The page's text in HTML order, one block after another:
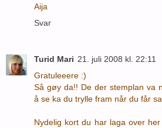
Aija
Svar
Turid Mari 21. juli 2008 kl. 22:11
Gratuleeere :)
Så gøy da!! De der stemplan va
å se ka du trylle fram når du får
Nydelig kort du har laga over